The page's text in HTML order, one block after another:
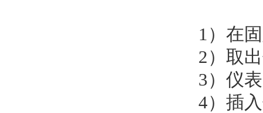
1）在
2）取
3）仪
4）插